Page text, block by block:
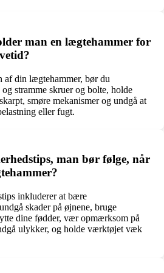
man en lægtehammer for
af din lægtehammer, bør du
stramme skruer og bolte, holde
smøre mekanismer og undgå at
eller fugt.
man bør følge, når
inkluderer at bære
skader på øjnene, bruge
dine fødder, vær opmærksom på
ulykker, og holde værktøjet væk